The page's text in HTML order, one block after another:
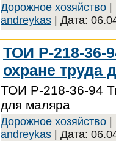
Дорожное хозяйство |
andreykas | Дата:
ТОИ Р-218-36-
охране труда
ТОИ Р-218-36-94
для маляра
Дорожное хозяйство |
andreykas | Дата: